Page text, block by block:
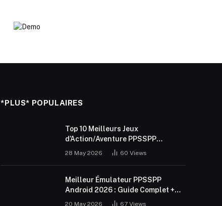
*PLUS* POPULAIRES
Top 10 Meilleurs Jeux
d’Action/Aventure PPSSPP
Android 2026 (ISO Gratuit)
28 May 2026 60Views
Meilleur Émulateur PPSSPP
Android 2026 : Guide Complet +
20 May 2026 67Views